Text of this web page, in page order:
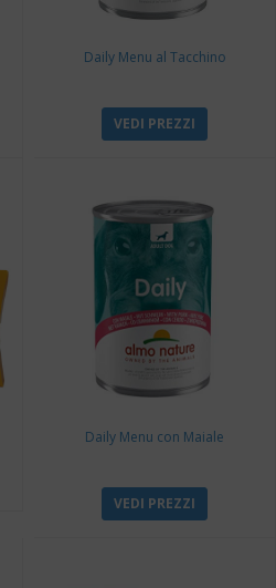
Daily Menu al Tacchino
VEDI PREZZI
Daily Menu con Maiale
VEDI PREZZI